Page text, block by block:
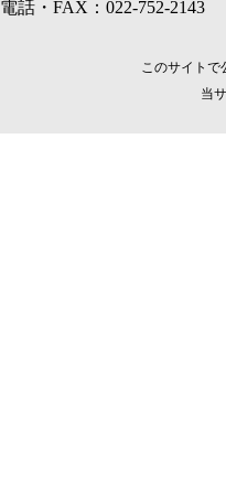
電話・FAX：022-752-2143
このサイトで
当